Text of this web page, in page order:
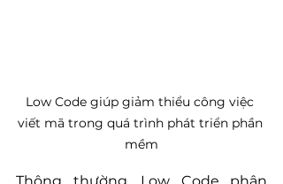
Low Code giúp giảm thiểu công việc
viết mã trong quá trình phát triển phần
mềm
Thông thường, Low Code phân